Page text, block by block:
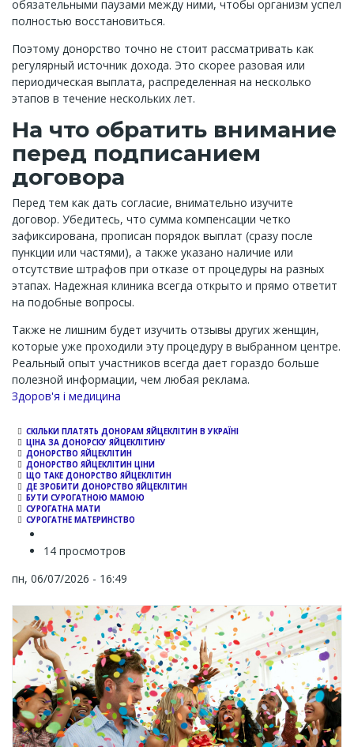
обязательными паузами между ними, чтобы организм успел
полностью восстановиться.
Поэтому донорство точно не стоит рассматривать как
регулярный источник дохода. Это скорее разовая или
периодическая выплата, распределенная на несколько
этапов в течение нескольких лет.
На что обратить внимание
перед подписанием
договора
Перед тем как дать согласие, внимательно изучите
договор. Убедитесь, что сумма компенсации четко
зафиксирована, прописан порядок выплат (сразу после
пункции или частями), а также указано наличие или
отсутствие штрафов при отказе от процедуры на разных
этапах. Надежная клиника всегда открыто и прямо ответит
на подобные вопросы.
Также не лишним будет изучить отзывы других женщин,
которые уже проходили эту процедуру в выбранном центре.
Реальный опыт участников всегда дает гораздо больше
полезной информации, чем любая реклама.
Channel
Здоров'я і медицина
СКІЛЬКИ ПЛАТЯТЬ ДОНОРАМ ЯЙЦЕКЛІТИН В УКРАЇНІ
ЦІНА ЗА ДОНОРСКУ ЯЙЦЕКЛІТИНУ
ДОНОРСТВО ЯЙЦЕКЛІТИН
ДОНОРСТВО ЯЙЦЕКЛІТИН ЦІНИ
ЩО ТАКЕ ДОНОРСТВО ЯЙЦЕКЛІТИН
ДЕ ЗРОБИТИ ДОНОРСТВО ЯЙЦЕКЛІТИН
БУТИ СУРОГАТНОЮ МАМОЮ
СУРОГАТНА МАТИ
СУРОГАТНЕ МАТЕРИНСТВО
14 просмотров
пн, 06/07/2026 - 16:49